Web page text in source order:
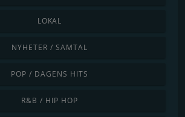
LOKAL
NYHETER / SAMTAL
POP / DAGENS HITS
R&B / HIP HOP